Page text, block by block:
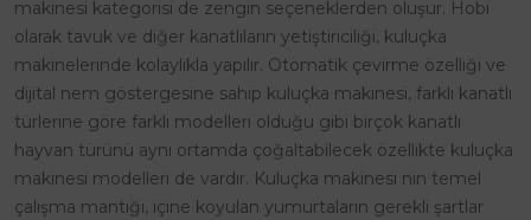
makinesi kategorisi de zengin seçeneklerden oluşur. Hobi
olarak tavuk ve diğer kanatlıların yetiştiriciliği, kuluçka
makinelerinde kolaylıkla yapılır. Otomatik çevirme özelliği ve
dijital nem göstergesine sahip kuluçka makinesi, farklı kanatlı
türlerine göre farklı modelleri olduğu gibi birçok kanatlı
hayvan türünü aynı ortamda çoğaltabilecek özellikte kuluçka
makinesi modelleri de vardır. Kuluçka makinesi nin temel
çalışma mantığı, içine koyulan yumurtaların gerekli şartlar